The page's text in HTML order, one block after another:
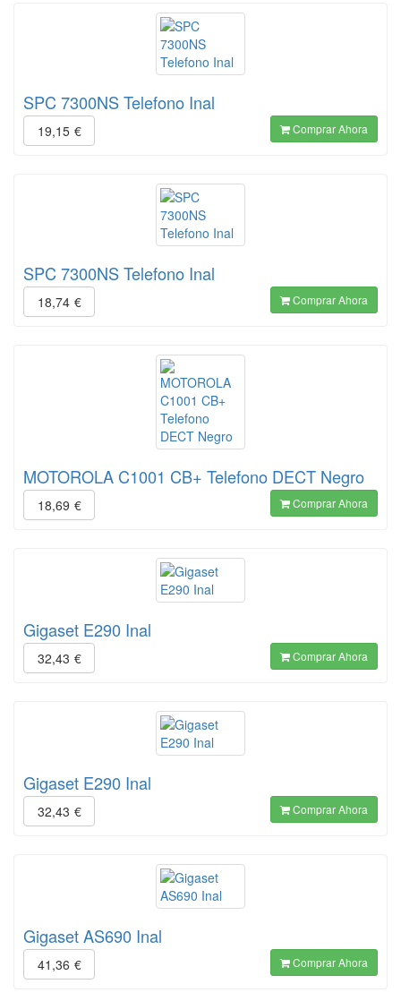
SPC 7300NS Telefono Inal
19,15 € Comprar Ahora
SPC 7300NS Telefono Inal
18,74 € Comprar Ahora
MOTOROLA C1001 CB+ Telefono DECT Negro
18,69 € Comprar Ahora
Gigaset E290 Inal
32,43 € Comprar Ahora
Gigaset E290 Inal
32,43 € Comprar Ahora
Gigaset AS690 Inal
41,36 € Comprar Ahora